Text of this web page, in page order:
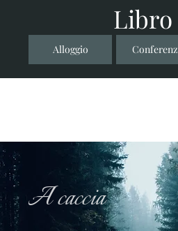
A caccia
Libro
Alloggio